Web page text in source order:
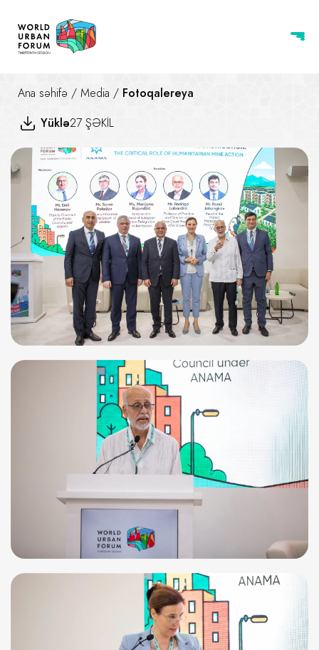
Ana səhifə / Media / Fotoqalereya
Münaqişədən Sonrakı
Yüklə27 ŞƏKİL